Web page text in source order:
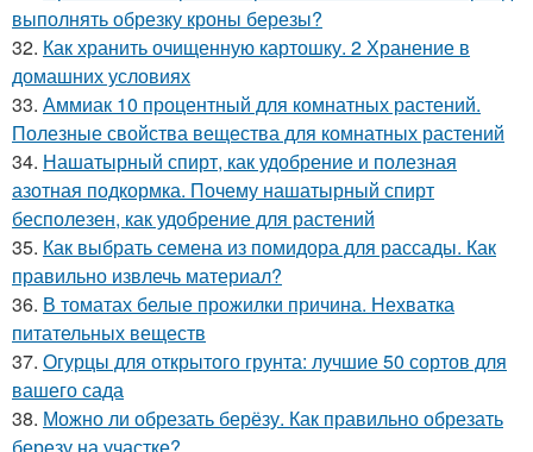
выполнять обрезку кроны березы?
32. Как хранить очищенную картошку. 2 Хранение в
домашних условиях
33. Аммиак 10 процентный для комнатных растений.
Полезные свойства вещества для комнатных растений
34. Нашатырный спирт, как удобрение и полезная
азотная подкормка. Почему нашатырный спирт
бесполезен, как удобрение для растений
35. Как выбрать семена из помидора для рассады. Как
правильно извлечь материал?
36. В томатах белые прожилки причина. Нехватка
питательных веществ
37. Огурцы для открытого грунта: лучшие 50 сортов для
вашего сада
38. Можно ли обрезать берёзу. Как правильно обрезать
березу на участке?